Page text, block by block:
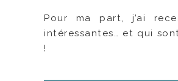
Pour ma part, j’ai
intéressantes… et qui
!